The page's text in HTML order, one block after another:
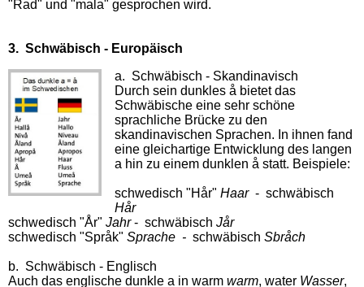
"Rad" und "mala" gesprochen wird.
3. Schwäbisch - Europäisch
a. Schwäbisch - Skandinavisch
Durch sein dunkles å bietet das
Schwäbische eine sehr schöne
sprachliche Brücke zu den
skandinavischen Sprachen. In ihnen fand
eine gleichartige Entwicklung des langen
a hin zu einem dunklen å statt. Beispiele:
schwedisch "Hår" Haar- schwäbisch
Hår
schwedisch "År" Jahr- schwäbisch Jår
schwedisch "Språk" Sprache - schwäbisch Sbråch
b. Schwäbisch - Englisch
Auch das englische dunkle a in warm warm, water Wasser,